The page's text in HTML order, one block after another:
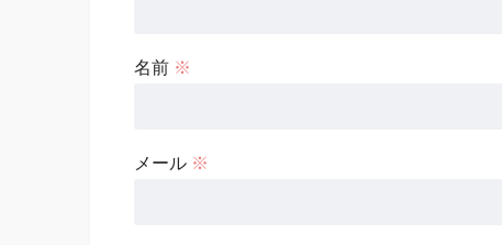
名前 ※
メール ※